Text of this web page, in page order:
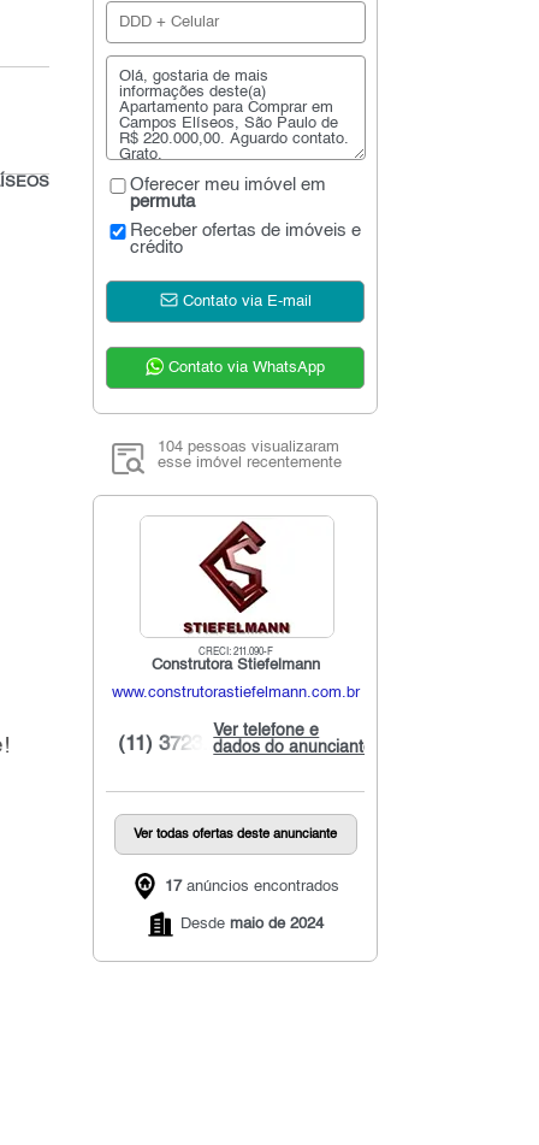
Oferecer meu imóvel em
permuta
Receber ofertas de imóveis e
crédito
Contato via E-mail
Contato via WhatsApp
104 pessoas visualizaram
esse imóvel recentemente
CRECI: 211.090-F
Construtora Stiefelmann
www.construtorastiefelmann.com.br
Ver telefone e
dados do anunciante
(11) 3723...
Ver todas ofertas deste anunciante
17anúncios encontrados
Desde maio de 2024